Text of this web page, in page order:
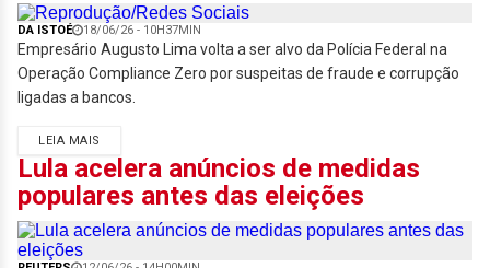
DA ISTOÉ 18/06/26 - 10H37MIN
Empresário Augusto Lima volta a ser alvo da Polícia Federal na
Operação Compliance Zero por suspeitas de fraude e corrupção
ligadas a bancos.
LEIA MAIS
Lula acelera anúncios de medidas
populares antes das eleições